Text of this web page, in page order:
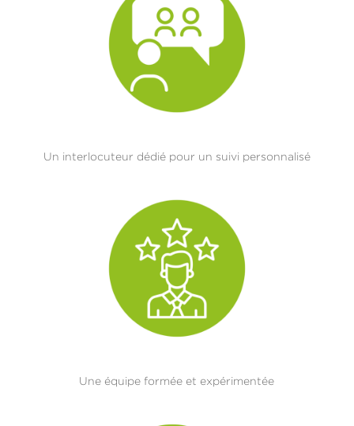
Un interlocuteur dédié pour un suivi personnalisé
Une équipe formée et expérimentée